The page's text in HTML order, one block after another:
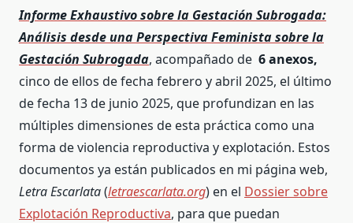
Informe Exhaustivo sobre la Gestación Subrogada:
Análisis desde una Perspectiva Feminista sobre la
Gestación Subrogada, acompañado de 6 anexos,
cinco de ellos de fecha febrero y abril 2025, el último
de fecha 13 de junio 2025, que profundizan en las
múltiples dimensiones de esta práctica como una
forma de violencia reproductiva y explotación. Estos
documentos ya están publicados en mi página web,
Letra Escarlata(letraescarlata.org) en el Dossier sobre
Explotación Reproductiva, para que puedan